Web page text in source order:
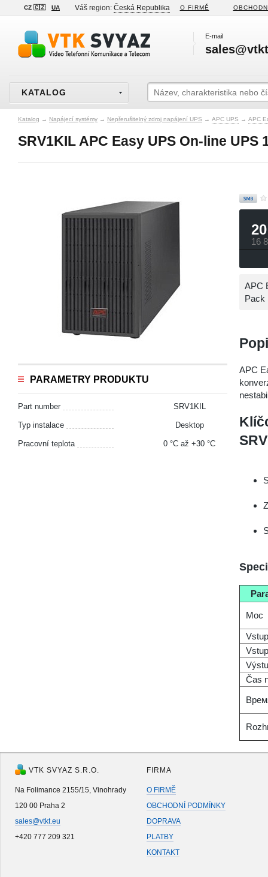
CZ 🇨🇿 UA Váš region: Česká Republika O FIRMĚ
E-mail
KATALOG
Katalog → Napájecí systémy → Nepřerušitelný zdroj napájení UPS → APC UPS → APC
SRV1KIL APC Easy UPS On-line UPS
PARAMETRY PRODUKTU
Part number SRV1KIL
Typ instalace Desktop
Pracovní teplota 0 °С až +30 °С
16
APC
Pack
APC
Moc
Čas
VTK SVYAZ S.R.O.
Na Folimance 2155/15, Vinohrady
120 00 Praha 2
sales@vtkt.eu
+420 777 209 321
FIRMA
O FIRMĚ
OBCHODNÍ PODMÍNKY
DOPRAVA
PLATBY
KONTAKT